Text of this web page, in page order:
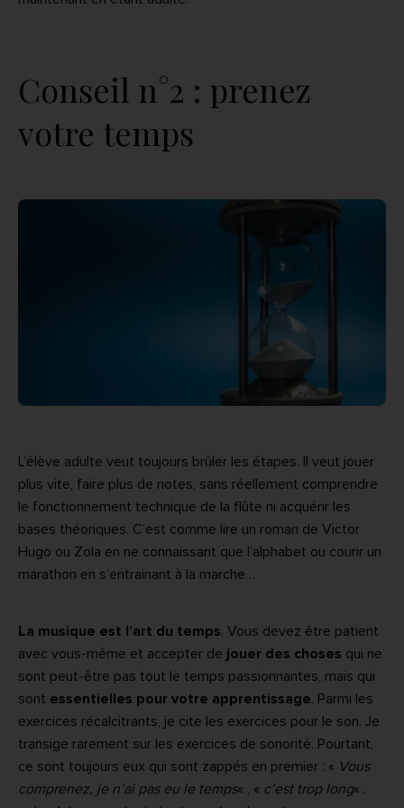
Conseil n°2 : prenez
votre temps
L’élève adulte veut toujours brûler les étapes. Il veut jouer
plus vite, faire plus de notes, sans réellement comprendre
le fonctionnement technique de la flûte ni acquérir les
bases théoriques. C’est comme lire un roman de Victor
Hugo ou Zola en ne connaissant que l’alphabet ou courir un
marathon en s’entrainant à la marche…
La musique est l’art du temps. Vous devez être patient
avec vous-même et accepter de jouer des choses qui ne
sont peut-être pas tout le temps passionnantes, mais qui
sont essentielles pour votre apprentissage. Parmi les
exercices récalcitrants, je cite les exercices pour le son. Je
transige rarement sur les exercices de sonorité. Pourtant,
ce sont toujours eux qui sont zappés en premier : « Vous
comprenez, je n’ai pas eu le temps« , « c’est trop long« .